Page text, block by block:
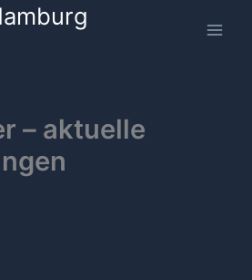
– aktuelle